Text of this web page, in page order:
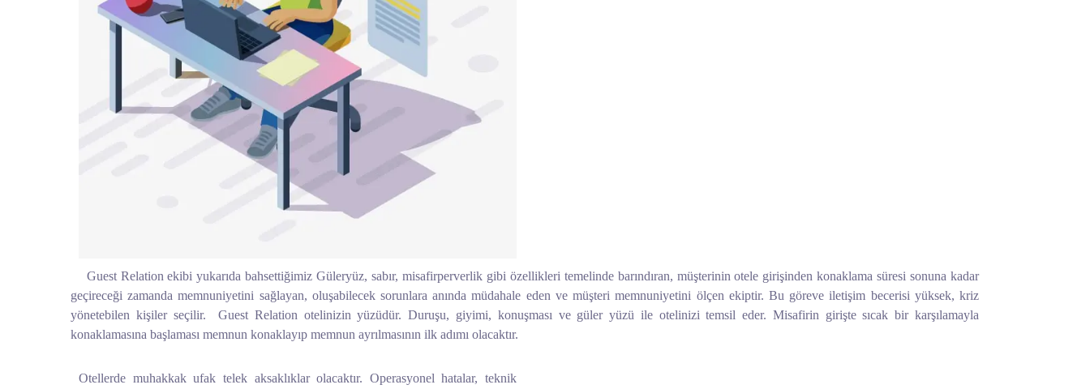
Guest Relation ekibi yukarıda bahsettiğimiz Güleryüz, sabır, misafirperverlik gibi özellikleri temelinde barındıran, müşterinin otele girişinden konaklama süresi sonuna kadar
geçireceği zamanda memnuniyetini sağlayan, oluşabilecek sorunlara anında müdahale eden ve müşteri memnuniyetini ölçen ekiptir. Bu göreve iletişim becerisi yüksek, kriz
yönetebilen kişiler seçilir. Guest Relation otelinizin yüzüdür. Duruşu, giyimi, konuşması ve güler yüzü ile otelinizi temsil eder. Misafirin girişte sıcak bir karşılamayla
konaklamasına başlaması memnun konaklayıp memnun ayrılmasının ilk adımı olacaktır.
Otellerde muhakkak ufak telek aksaklıklar olacaktır. Operasyonel hatalar, teknik